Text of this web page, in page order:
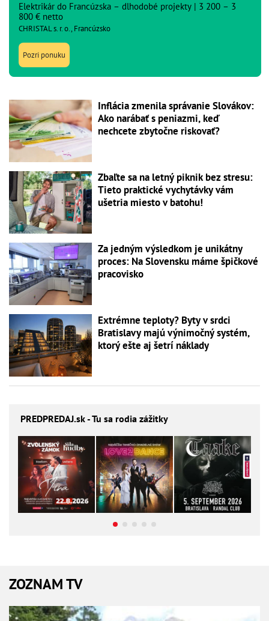
Elektrikár do Francúzska – dlhodobé projekty | 3 200 – 3
800 € netto
CHRISTAL s. r. o., Francúzsko
Pozri ponuku
Inflácia zmenila správanie Slovákov:
Ako narábať s peniazmi, keď
nechcete zbytočne riskovať?
Zbaľte sa na letný piknik bez stresu:
Tieto praktické vychytávky vám
ušetria miesto v batohu!
Za jedným výsledkom je unikátny
proces: Na Slovensku máme špičkové
pracovisko
Extrémne teploty? Byty v srdci
Bratislavy majú výnimočný systém,
ktorý ešte aj šetrí náklady
PREDPREDAJ.sk - Tu sa rodia zážitky
ZOZNAM TV